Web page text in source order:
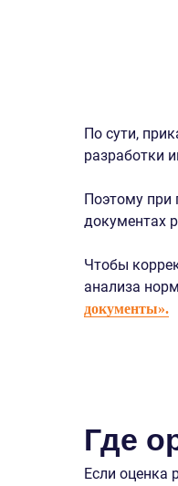
По сути,
разработки
Поэтому при
документах
Чтобы
анализа
документы».
Где
Если оценка